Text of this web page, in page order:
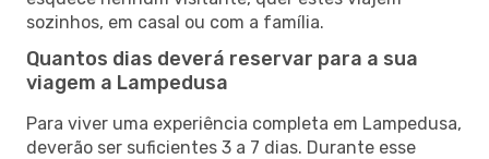
sozinhos, em casal ou com a família.
Quantos dias deverá reservar para a sua
viagem a Lampedusa
Para viver uma experiência completa em Lampedusa,
deverão ser suficientes 3 a 7 dias. Durante esse